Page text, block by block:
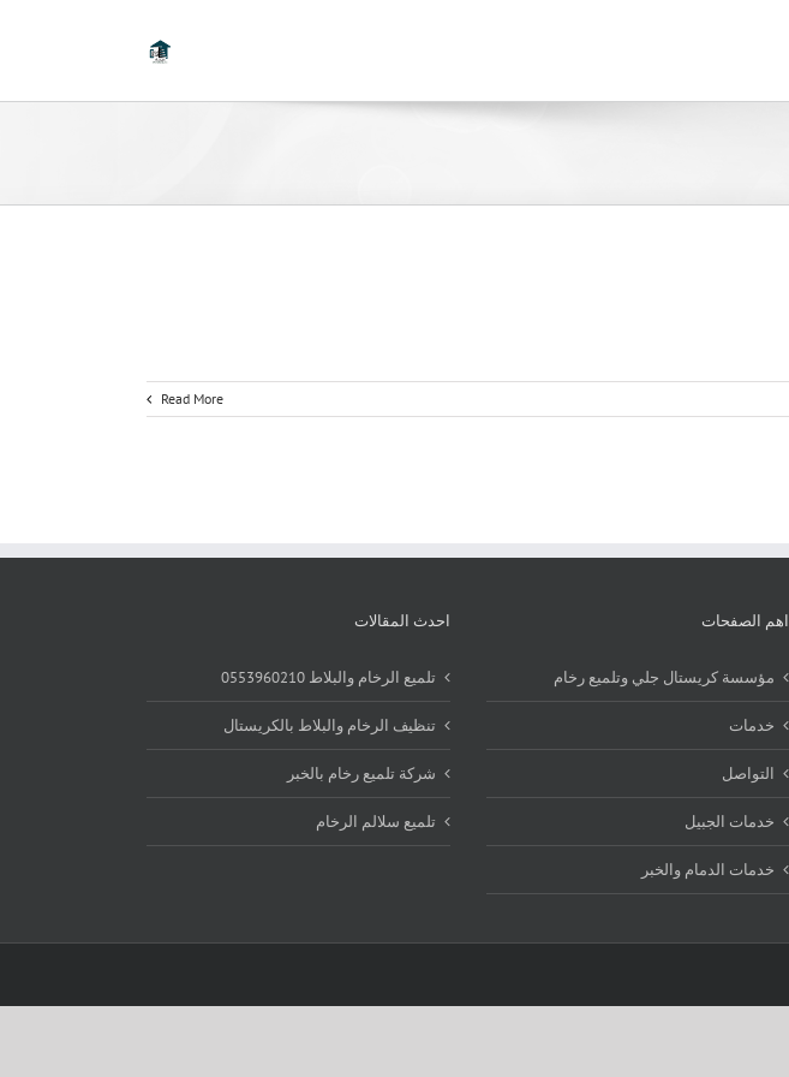
Read More
اهم الصفحات
مؤسسة كريستال جلي وتلميع رخام
خدمات
التواصل
خدمات الجبيل
خدمات الدمام والخبر
احدث المقالات
تلميع الرخام والبلاط 0553960210
تنظيف الرخام والبلاط بالكريستال
شركة تلميع رخام بالخبر
تلميع سلالم الرخام